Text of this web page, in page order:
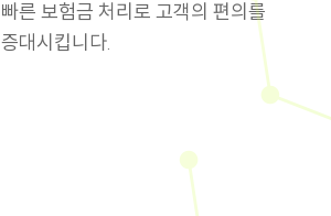
빠른 보험금 처리로 고객의 편의를
증대시킵니다.